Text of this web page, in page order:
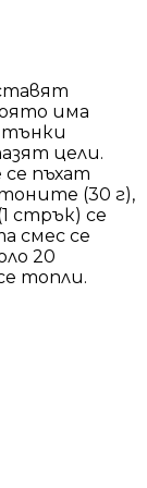
има
тънки
цели.
пъхат
(30 г),
стрък) се
смес се
20
топли.